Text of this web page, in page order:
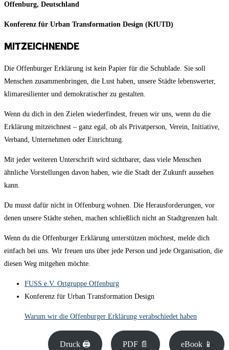
Offenburg, Deutschland
Konferenz für Urban Transformation Design (KfUTD)
Mitzeichnende
Die Offenburger Erklärung ist kein Papier für die Schublade. Sie soll
Menschen zusammenbringen, die Lust haben, unsere Städte lebenswerter,
klimaresilienter und demokratischer zu gestalten.
Wenn du dich in den Zielen wiederfindest, freuen wir uns, wenn du die
Erklärung mitzeichnest – ganz egal, ob als Privatperson, Verein, Initiative,
Verband, Unternehmen oder Einrichtung.
Mit jeder weiteren Unterschrift wird sichtbarer, dass viele Menschen
ähnliche Vorstellungen davon haben, wie die Stadt der Zukunft aussehen
kann.
Du musst dafür nicht in Offenburg wohnen. Die Herausforderungen, vor
denen unsere Städte stehen, machen schließlich nicht an Stadtgrenzen halt.
Wenn du die Offenburger Erklärung unterstützen möchtest, melde dich
einfach bei uns. Wir freuen uns über jede Person und jede Organisation, die
diesen Weg mitgehen möchte.
FUSS e.V. Ortgruppe Offenburg
Konferenz für Urban Transformation Design
Warum wir die Offenburger Erklärung verabschiedet haben
Druck 🖨 PDF 📄 eBook 📱